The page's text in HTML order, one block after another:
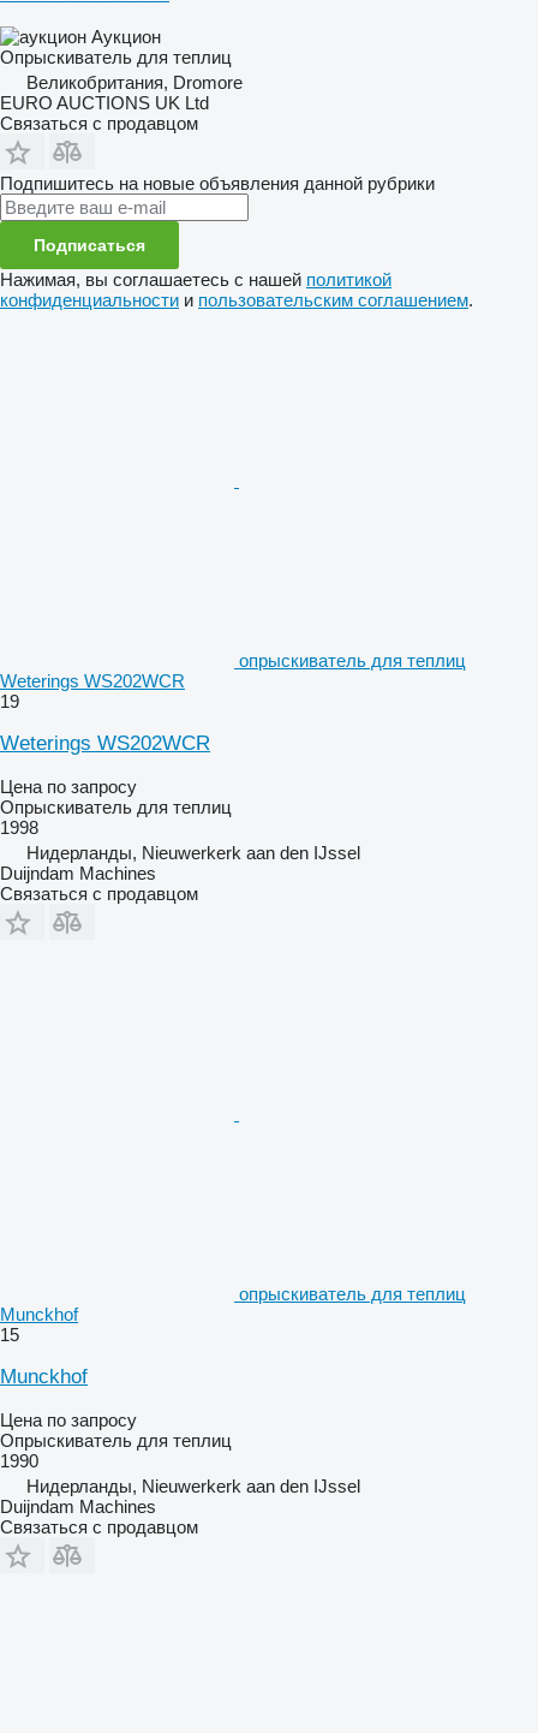
Аукцион
Опрыскиватель для теплиц
Великобритания, Dromore
EURO AUCTIONS UK Ltd
Связаться с продавцом
Подпишитесь на новые объявления данной рубрики
Подписаться
Нажимая, вы соглашаетесь с нашей политикой
конфиденциальности и пользовательским соглашением.
опрыскиватель для теплиц
Weterings WS202WCR
19
Weterings WS202WCR
Цена по запросу
Опрыскиватель для теплиц
1998
Нидерланды, Nieuwerkerk aan den IJssel
Duijndam Machines
Связаться с продавцом
опрыскиватель для теплиц
Munckhof
15
Munckhof
Цена по запросу
Опрыскиватель для теплиц
1990
Нидерланды, Nieuwerkerk aan den IJssel
Duijndam Machines
Связаться с продавцом